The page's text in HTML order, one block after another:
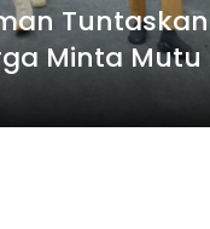
Minta Mutu